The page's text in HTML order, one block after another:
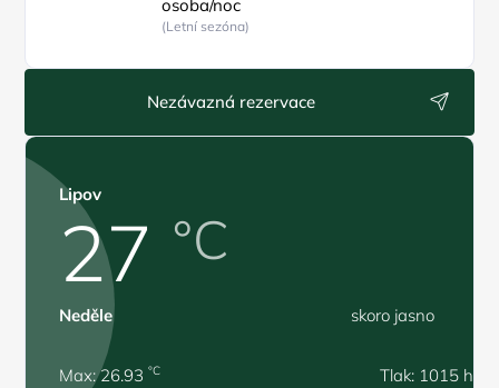
osoba/noc
(Letní sezóna)
Nezávazná rezervace
Lipov
27 °C
Neděle skoro jasno
Max: 26.93°C
Tlak: 1015 hPa